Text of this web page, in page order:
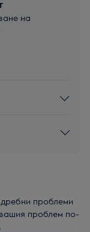
на
проблеми
проблем по-